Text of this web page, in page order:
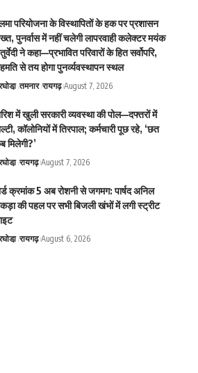
परियोजना के विस्थापितों के हक पर प्रशासन
पुनर्वास में नहीं चलेगी लापरवाही कलेक्टर मयंक
ने कहा—प्रभावित परिवारों के हित सर्वोपरि,
से तय होगा पुनर्व्यवस्थापन स्थल
तमनार रायगढ़ August 7, 2026
में खुली सरकारी व्यवस्था की पोल—दफ्तरों में
कॉलोनियों में तिरपाल; कर्मचारी पूछ रहे, ‘छत
मिलेगी?’
रायगढ़ August 7, 2026
क्रमांक 5 अब रोशनी से जगमग: पार्षद अनिल
की पहल पर सभी बिजली खंभों में लगी स्ट्रीट
रायगढ़ August 6, 2026